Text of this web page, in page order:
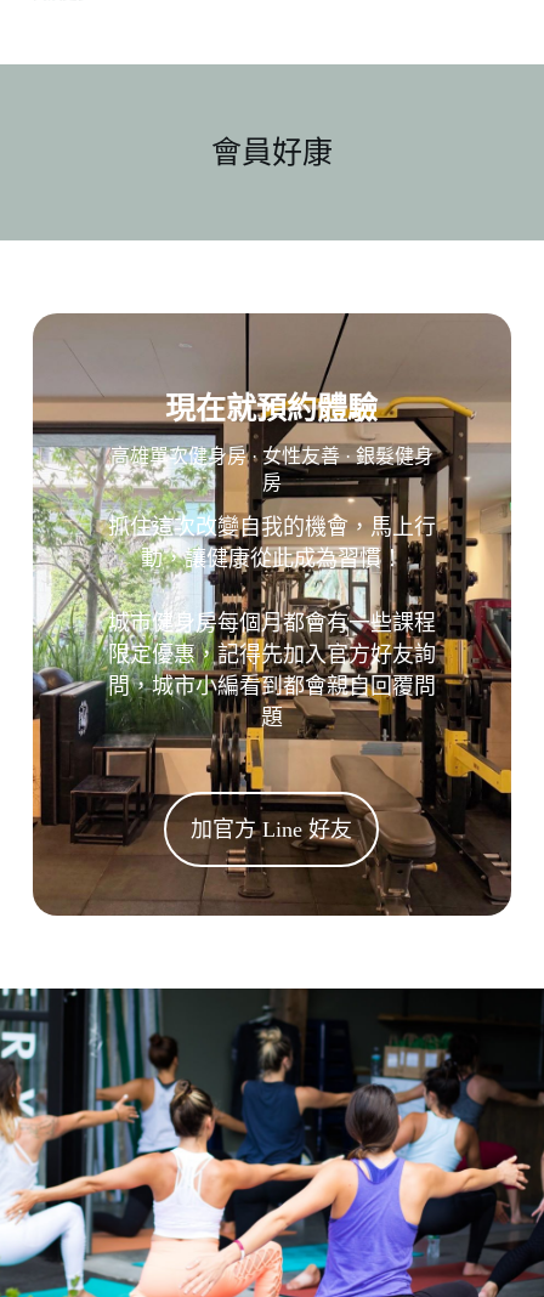
會員好康
現在就預約體驗
高雄單次健身房 · 女性友善 · 銀髮健身
房
抓住這次改變自我的機會，馬上行
動，讓健康從此成為習慣！
城市健身房每個月都會有一些課程
限定優惠，記得先加入官方好友詢
問，城市小編看到都會親自回覆問
題
加官方 Line 好友